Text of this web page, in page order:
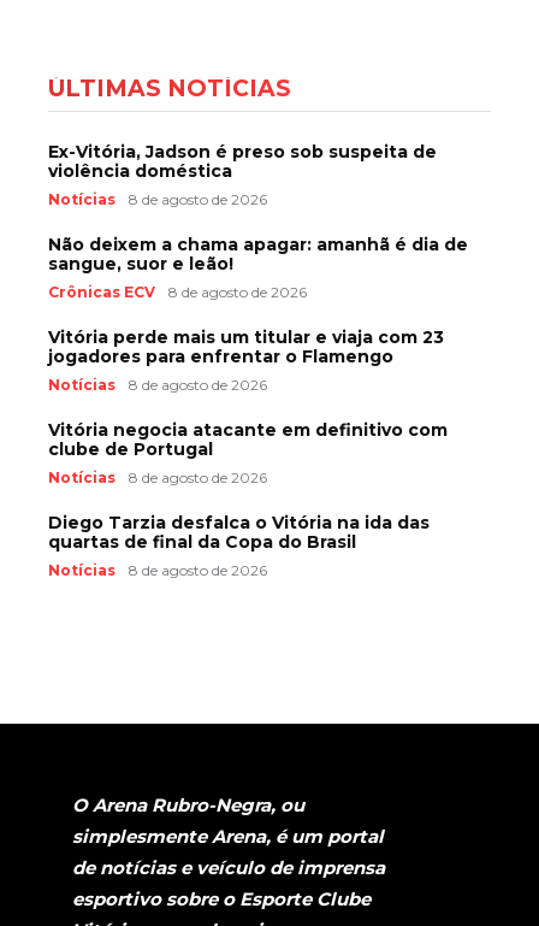
ÚLTIMAS NOTÍCIAS
Ex-Vitória, Jadson é preso sob suspeita de
violência doméstica
Notícias 8 de agosto de 2026
Não deixem a chama apagar: amanhã é dia de
sangue, suor e leão!
Crônicas ECV 8 de agosto de 2026
Vitória perde mais um titular e viaja com 23
jogadores para enfrentar o Flamengo
Notícias 8 de agosto de 2026
Vitória negocia atacante em definitivo com
clube de Portugal
Notícias 8 de agosto de 2026
Diego Tarzia desfalca o Vitória na ida das
quartas de final da Copa do Brasil
Notícias 8 de agosto de 2026
O Arena Rubro-Negra, ou
simplesmente Arena, é um portal
de notícias e veículo de imprensa
esportivo sobre o Esporte Clube